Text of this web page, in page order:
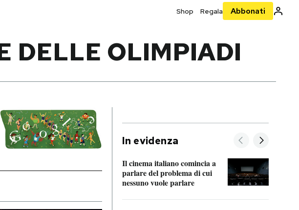
Shop Regala Abbonati
DELLE OLIMPIADI
In evidenza
Il cinema italiano comincia a
parlare del problema di cui
nessuno vuole parlare